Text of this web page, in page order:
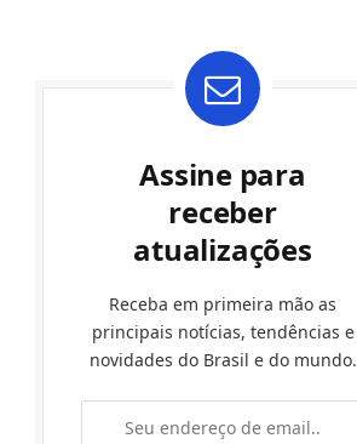
Assine para
receber
atualizações
Receba em primeira mão as
principais notícias, tendências e
novidades do Brasil e do mundo.